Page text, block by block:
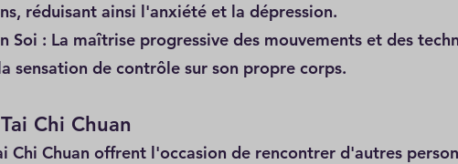
réduisant ainsi l'anxiété et la dépression.
: La maîtrise progressive des mouvements et des
sensation de contrôle sur son propre corps.
Chi Chuan
Chi Chuan offrent l'occasion de rencontrer d'autres